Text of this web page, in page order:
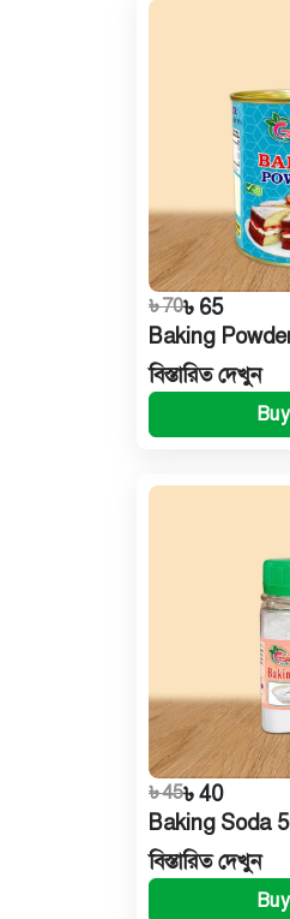
৳ 70৳ 65
Baking
বিস্তারিত দেখুন
৳ 45৳ 40
Baking Soda
বিস্তারিত দেখুন